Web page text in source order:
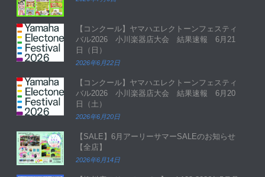
【コンクール】ヤマハエレクトーンフェスティ
バル2026 小川楽器店大会 結果速報 6月21
日（日）
2026年6月22日
【コンクール】ヤマハエレクトーンフェスティ
バル2026 小川楽器店大会 結果速報 6月20
日（土）
2026年6月20日
【SALE】6月アーリーサマーSALEのお知らせ
【全店】
2026年6月14日